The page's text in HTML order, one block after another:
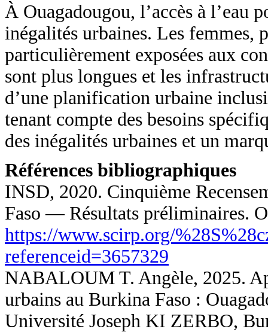
À Ouagadougou, l’accès à l’eau
inégalités urbaines. Les femmes,
particulièrement exposées aux
sont plus longues et les
d’une planification urbaine
tenant compte des besoins
des inégalités urbaines et un
Références bibliographiques
INSD, 2020. Cinquième
Faso — Résultats préliminaires.
https://www.scirp.org/
referenceid=3657329
NABALOUM T. Angèle, 2025.
urbains au Burkina Faso :
Université Joseph KI ZERBO,